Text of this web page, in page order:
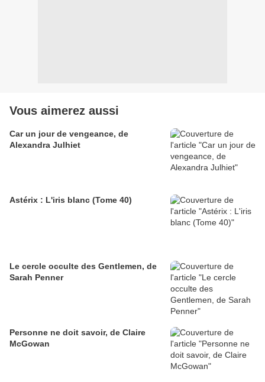
Vous aimerez aussi
Car un jour de vengeance, de
Alexandra Julhiet
Astérix : L'iris blanc (Tome 40)
Le cercle occulte des Gentlemen, de
Sarah Penner
Personne ne doit savoir, de Claire
McGowan